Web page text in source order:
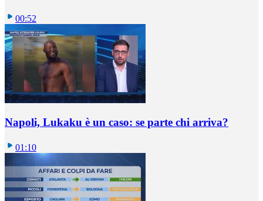
00:52
Napoli, Lukaku è un caso: se parte chi arriva?
01:10